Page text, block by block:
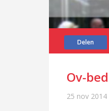
Delen
Ov-
25 nov 2014